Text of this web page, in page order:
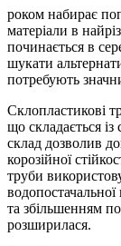
роком набирає
матеріали в
починається в
шукати
потребують
Склопластикові
що складається
склад дозволив
корозійної
труби
та збільшенням
розширилася.